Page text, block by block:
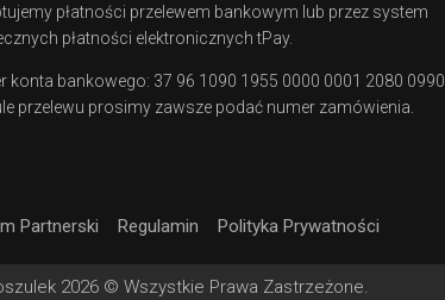
płatności przelewem bankowym lub przez system
płatności elektronicznych tPay.
konta bankowego: 37 96 1090 1955 0000 0001 2080 0990
przelewu prosimy zawsze podać numer zamówienia.
Partnerski Regulamin Polityka Prywatności
2026 © Wszystkie Prawa Zastrzeżone.